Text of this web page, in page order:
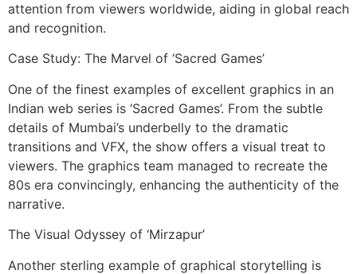
attention from viewers worldwide, aiding in global reach
and recognition.
Case Study: The Marvel of ‘Sacred Games’
One of the finest examples of excellent graphics in an
Indian web series is ‘Sacred Games’. From the subtle
details of Mumbai’s underbelly to the dramatic
transitions and VFX, the show offers a visual treat to
viewers. The graphics team managed to recreate the
80s era convincingly, enhancing the authenticity of the
narrative.
The Visual Odyssey of ‘Mirzapur’
Another sterling example of graphical storytelling is